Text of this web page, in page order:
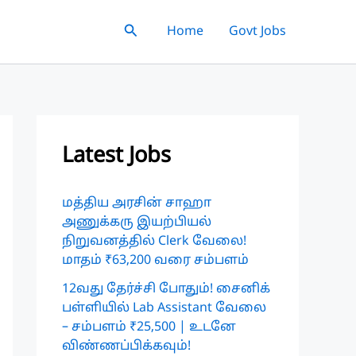
SearchHome Govt Jobs
Latest Jobs
மத்திய அரசின் சாஹா
அணுக்கரு இயற்பியல்
நிறுவனத்தில் Clerk வேலை!
மாதம் ₹63,200 வரை சம்பளம்
12வது தேர்ச்சி போதும்! சைனிக்
பள்ளியில் Lab Assistant வேலை
– சம்பளம் ₹25,500 | உடனே
விண்ணப்பிக்கவும்!